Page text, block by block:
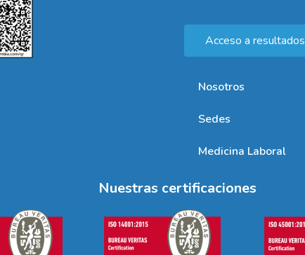
Acceso a resultados
Nosotros
Sedes
Medicina Laboral
Nuestras certificaciones